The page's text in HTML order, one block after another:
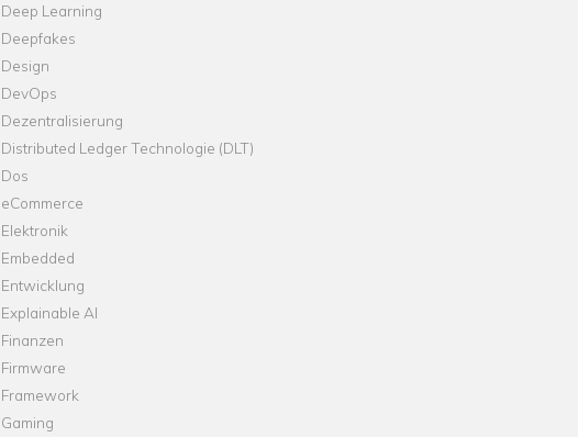
Deep Learning
Deepfakes
Design
DevOps
Dezentralisierung
Distributed Ledger Technologie (DLT)
Dos
eCommerce
Elektronik
Embedded
Entwicklung
Explainable AI
Finanzen
Firmware
Framework
Gaming